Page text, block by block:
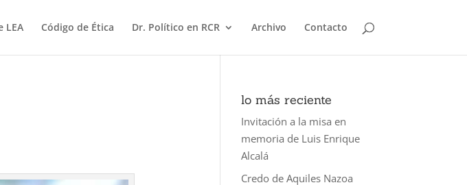
LEA Código de Ética Dr. Político en RCR Archivo Contacto
lo más reciente
Invitación a la misa en
memoria de Luis Enrique
Alcalá
Credo de Aquiles Nazoa